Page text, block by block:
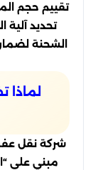
تقييم حجم
تحديد آلية
الشحنة
لماذا
شركة نقل
مبني على